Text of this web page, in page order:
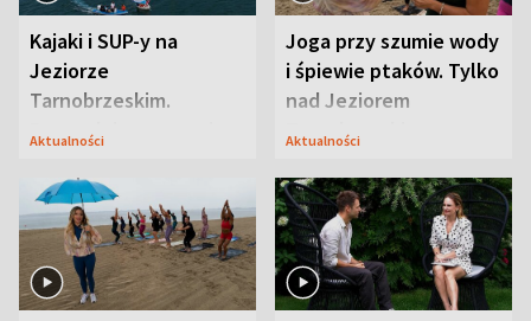
Kajaki i SUP-y na
Jeziorze
Tarnobrzeskim.
Przyrodnicy zwracają
Aktualności
Joga przy szumie wody
i śpiewie ptaków. Tylko
nad Jeziorem
Tarnobrzeskim
Aktualności